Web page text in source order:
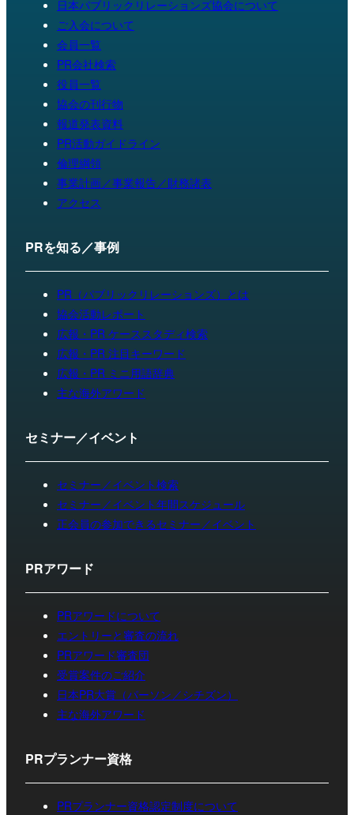
日本パブリックリレーションズ協会について
ご入会について
会員一覧
PR会社検索
役員一覧
協会の刊行物
報道発表資料
PR活動ガイドライン
倫理綱領
事業計画／事業報告／財務諸表
アクセス
PRを知る／事例
PR（パブリックリレーションズ）とは
協会活動レポート
広報・PR ケーススタディ検索
広報・PR 注目キーワード
広報・PR ミニ用語辞典
主な海外アワード
セミナー／イベント
セミナー／イベント検索
セミナー／イベント年間スケジュール
正会員の参加できるセミナー／イベント
PRアワード
PRアワードについて
エントリーと審査の流れ
PRアワード審査団
受賞案件のご紹介
日本PR大賞（パーソン／シチズン）
主な海外アワード
PRプランナー資格
PRプランナー資格認定制度について